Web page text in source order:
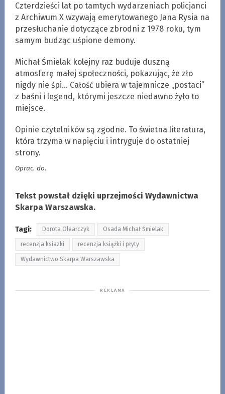
Czterdzieści lat po tamtych wydarzeniach policjanci
z Archiwum X wzywają emerytowanego Jana Rysia na
przesłuchanie dotyczące zbrodni z 1978 roku, tym
samym budząc uśpione demony.
Michał Śmielak kolejny raz buduje duszną
atmosferę małej społeczności, pokazując, że zło
nigdy nie śpi… Całość ubiera w tajemnicze „postaci”
z baśni i legend, którymi jeszcze niedawno żyło to
miejsce.
Opinie czytelników są zgodne. To świetna literatura,
która trzyma w napięciu i intryguje do ostatniej
strony.
Oprac. do.
Tekst powstał dzięki uprzejmości Wydawnictwa
Skarpa Warszawska.
Tagi: Dorota Olearczyk Osada Michał Śmielak
recenzja ksiazki recenzja książki i płyty
Wydawnictwo Skarpa Warszawska